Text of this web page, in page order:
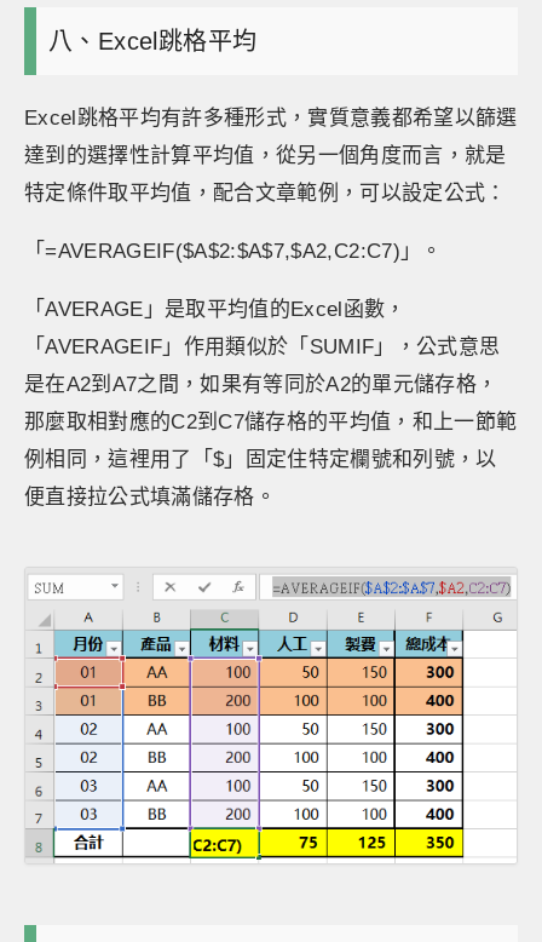
八、Excel跳格平均
Excel跳格平均有許多種形式，實質意義都希望以篩選
達到的選擇性計算平均值，從另一個角度而言，就是
特定條件取平均值，配合文章範例，可以設定公式：
「=AVERAGEIF($A$2:$A$7,$A2,C2:C7)」。
「AVERAGE」是取平均值的Excel函數，
「AVERAGEIF」作用類似於「SUMIF」，公式意思
是在A2到A7之間，如果有等同於A2的單元儲存格，
那麼取相對應的C2到C7儲存格的平均值，和上一節範
例相同，這裡用了「$」固定住特定欄號和列號，以
便直接拉公式填滿儲存格。